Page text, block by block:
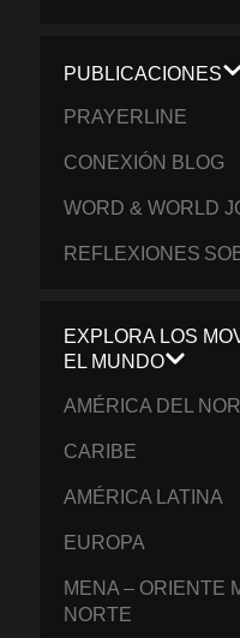
PUBLICACIONES
PRAYERLINE
CONEXIÓN BLOG
WORD & WORLD
REFLEXIONES
EXPLORA LOS
EL MUNDO
AMÉRICA DEL
CARIBE
AMÉRICA LATINA
EUROPA
MENA – ORIENTE
NORTE